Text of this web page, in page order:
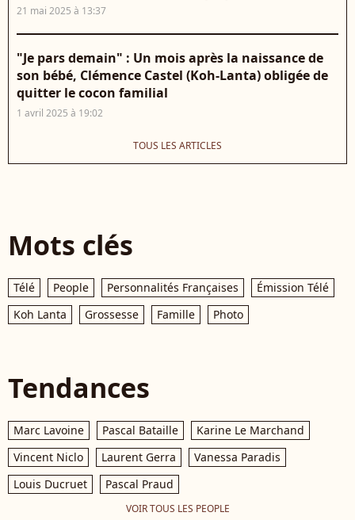
21 mai 2025 à 13:37
"Je pars demain" : Un mois après la naissance de
son bébé, Clémence Castel (Koh-Lanta) obligée de
quitter le cocon familial
1 avril 2025 à 19:02
TOUS LES ARTICLES
Mots clés
Télé People Personnalités Françaises
Émission Télé
Koh Lanta
Grossesse Famille Photo
Tendances
Marc Lavoine Pascal Bataille
Karine Le Marchand
Vincent Niclo
Laurent Gerra
Vanessa Paradis
Louis Ducruet
Pascal Praud
VOIR TOUS LES PEOPLE